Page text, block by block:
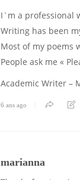
I`m a professional
Writing has been
Most of my poems
People ask me «
Academic Writer –
6 ans ago
marianna